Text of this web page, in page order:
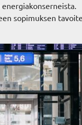
sopimuksen